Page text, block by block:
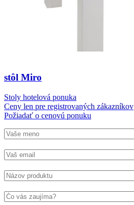
stôl Miro
Stoly hotelová ponuka
Ceny len pre registrovaných zákazníkov
Požiadať o cenovú ponuku